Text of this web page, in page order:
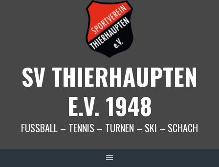
SV THIERHAUPTEN
E.V. 1948
FUSSBALL – TENNIS – TURNEN – SKI – SCHACH